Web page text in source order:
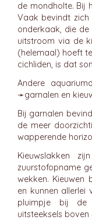
de mondholte. Bij
Vaak bevindt
onderkaak, die
uitstroom via de
(helemaal) hoeft
cichliden, is dat
Andere
➛garnalen en
Bij garnalen
de meer
wapperende
Kieuwslakken
zuurstofopname
wekken. Kieuwen
en kunnen allerlei
pluimpje bij
uitsteeksels